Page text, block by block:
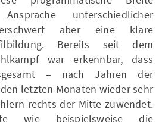
unterschiedlicher
erschwert aber eine klare
Bereits seit dem
war erkennbar, dass
– nach Jahren der
letzten Monaten wieder sehr
rechts der Mitte zuwendet.
wie beispielsweise die